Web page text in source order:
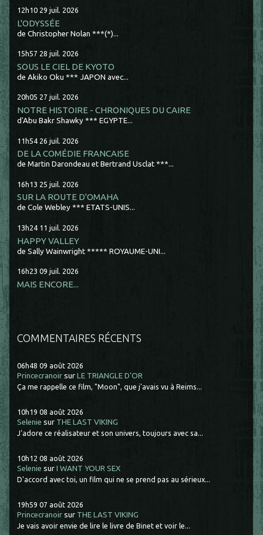
12h10 29 juil. 2026
L'ODYSSÉE
de Christopher Nolan ***(*)...
15h57 28 juil. 2026
SOUS LE CIEL DE KYOTO
de Akiko Oku *** JAPON avec...
20h05 27 juil. 2026
NOTRE HISTOIRE - CHRONIQUES DU CAIRE
d'Abu Bakr Shawky *** EGYPTE...
11h54 26 juil. 2026
DE LA COMÉDIE FRANCAISE
de Martin Darondeau et Bertrand Usclat ***...
16h13 25 juil. 2026
SUR LA ROUTE D'OMAHA
de Cole Webley *** ETATS-UNIS...
13h24 11 juil. 2026
HAPPY VALLEY
de Sally Wainwright ***** ROYAUME-UNI...
16h23 09 juil. 2026
MAIS ENCORE...
COMMENTAIRES RÉCENTS
06h48 09 août 2026
Princecranoir surLE TRIANGLE D'OR
Ça me rappelle ce film, "Moon", que j'avais vu à Reims...
10h19 08 août 2026
Selenie sur THE LAST VIKING
J'adore ce réalisateur et son univers, toujours avec sa...
10h12 08 août 2026
Selenie surI WANT YOUR SEX
D'accord avec toi, un film qui ne se prend pas au sérieux...
19h59 07 août 2026
Princecranoir sur THE LAST VIKING
Je vais avoir envie de lire le livre de Binet et voir le...